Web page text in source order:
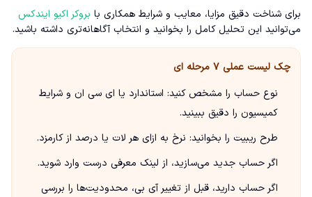
برای شناخت دقیق مزایا، معایب و شرایط همکاری با بروکر اکیو ایندکس
می‌توانید این تحلیل کامل را بخوانید و انتخاب آگاهانه‌تری داشته باشید.
چک لیست عملی ۷ مرحله ای
نوع حساب را مشخص کنید: استاندارد یا ای سی ان و شرایط
کمیسیون را دقیق ببینید.
طرح ریبیت را بخوانید: نرخ به ازای هر لات یا درصد از کارمزد.
اگر حساب جدید می‌سازید، از لینک معرفی درست وارد شوید.
اگر حساب دارید، قبل از تغییر آی بی، محدودیت‌ها را بررسی